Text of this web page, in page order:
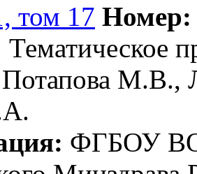
том 17 Номер:
Тематическое
Потапова М.В.,
ФГБОУ